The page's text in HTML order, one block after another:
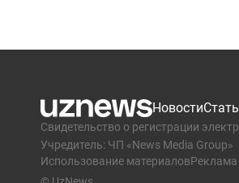
Новости
Свидетельство о регистрации
Учредитель: ЧП «News Media Group»
Использование материаловРеклама